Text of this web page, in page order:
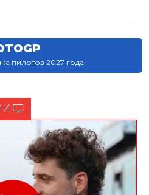
пилотов 2027 года